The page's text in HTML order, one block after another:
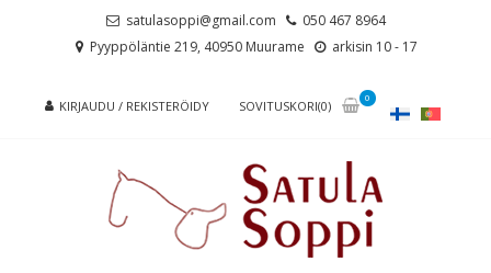
satulasoppi@gmail.com
050 467 8964
Pyyppöläntie 219, 40950 Muurame
arkisin 10 - 17
KIRJAUDU / REKISTERÖIDY SOVITUSKORI(0)
0